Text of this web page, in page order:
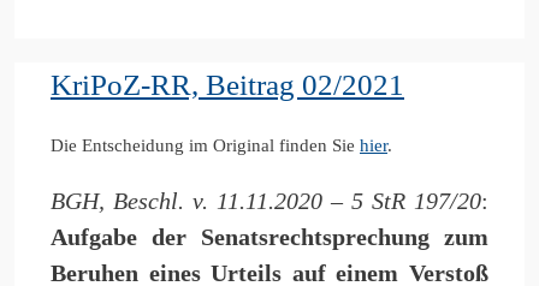
KriPoZ-RR, Beitrag 02/2021
Die Entscheidung im Original finden Sie hier.
BGH, Beschl. v. 11.11.2020 – 5 StR 197/20:
Aufgabe der Senatsrechtsprechung zum
Beruhen eines Urteils auf einem Verstoß